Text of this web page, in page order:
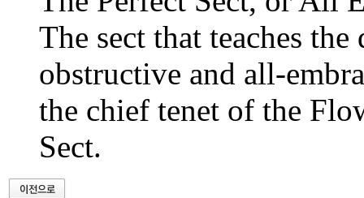
The sect that teaches
obstructive and all-
the chief tenet of the
Sect.